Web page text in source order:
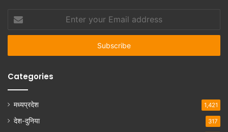
your
Email
Categories
मध्यप्रदेश 1,421
देश-दुनिया 317